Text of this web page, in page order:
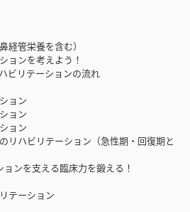
管栄養を含む）
ンを考えよう！
リテーションの流れ
ョン
ョン
ョン
ビリテーション（急性期・回復期と
ョンを支える臨床力を鍛える！
テーション